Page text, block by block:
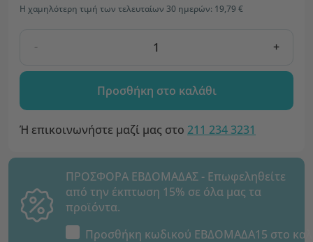
Η χαμηλότερη τιμή των τελευταίων 30 ημερών: 19,79 €
- +
Προσθήκη στο καλάθι
Ή επικοινωνήστε μαζί μας στο 211 234 3231
ΠΡΟΣΦΟΡΑ ΕΒΔΟΜΑΔΑΣ - Επωφεληθείτε
από την έκπτωση 15% σε όλα μας τα
προϊόντα.
Προσθήκη κωδικού ΕΒΔΟΜΑΔΑ15 στο